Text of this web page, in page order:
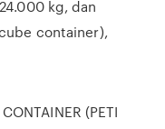
kg, dan
container),
(PETI